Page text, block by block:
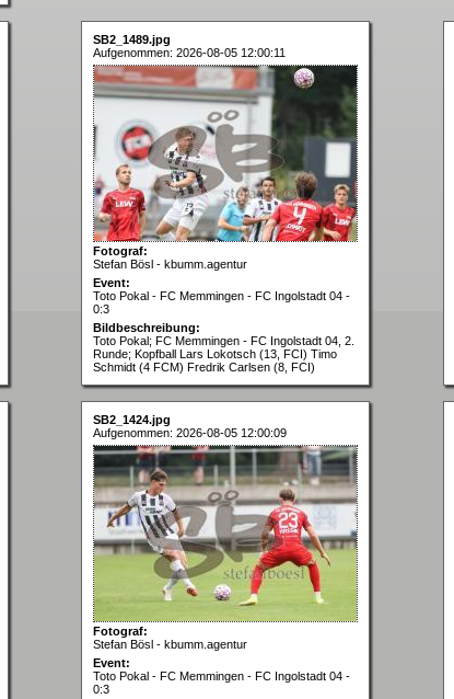
SB2_1489.jpg
Aufgenommen: 2026-08-05 12:00:11
Fotograf:
Stefan Bösl - kbumm.agentur
Event:
Toto Pokal - FC Memmingen - FC Ingolstadt 04 -
0:3
Bildbeschreibung:
Toto Pokal; FC Memmingen - FC Ingolstadt 04, 2.
Runde; Kopfball Lars Lokotsch (13, FCI) Timo
Schmidt (4 FCM) Fredrik Carlsen (8, FCI)
SB2_1424.jpg
Aufgenommen: 2026-08-05 12:00:09
Fotograf:
Stefan Bösl - kbumm.agentur
Event:
Toto Pokal - FC Memmingen - FC Ingolstadt 04 -
0:3